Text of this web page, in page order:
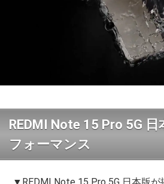
REDMI Note 15 Pro 5G
フォーマンス